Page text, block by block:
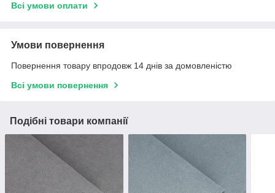
Всі умови оплати
Умови повернення
Повернення товару впродовж 14 днів за домовленістю
Всі умови повернення
Подібні товари компанії